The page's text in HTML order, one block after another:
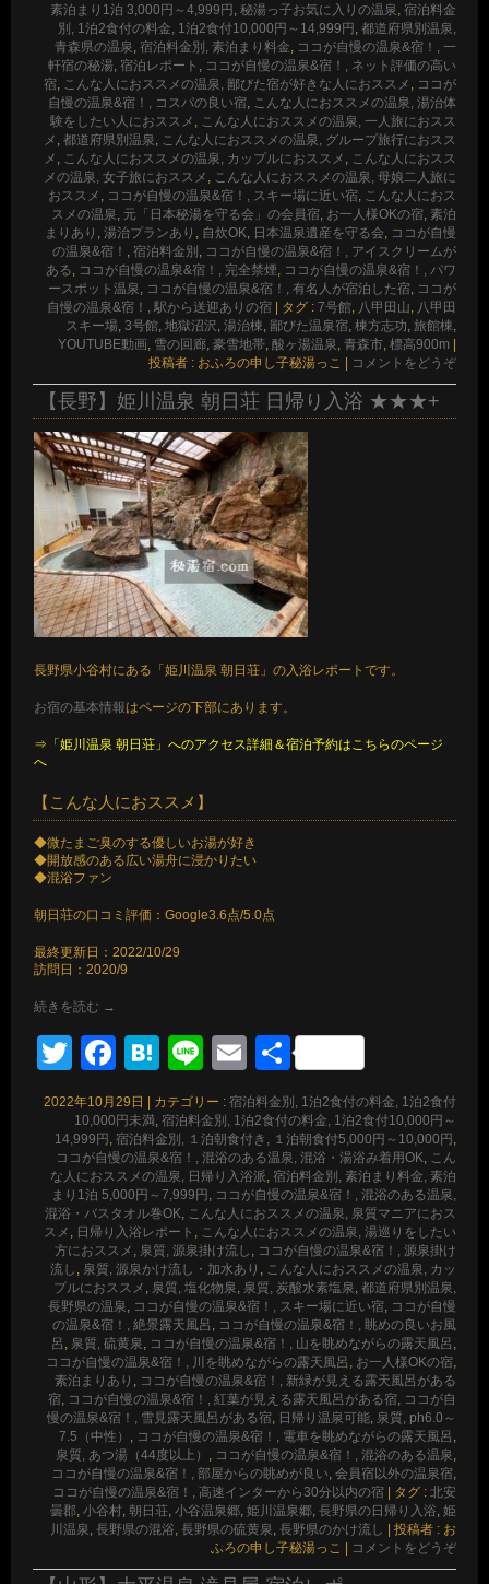
素泊まり1泊 3,000円～4,999円, 秘湯っ子お気に入りの温泉, 宿泊料金
別, 1泊2食付の料金, 1泊2食付10,000円～14,999円, 都道府県別温泉,
青森県の温泉, 宿泊料金別, 素泊まり料金, ココが自慢の温泉&宿！, 一
軒宿の秘湯, 宿泊レポート , ココが自慢の温泉&宿！, ネット評価の高い
宿, こんな人におススメの温泉, 鄙びた宿が好きな人におススメ , ココが
自慢の温泉&宿！, コスパの良い宿, こんな人におススメの温泉, 湯治体
験をしたい人におススメ , こんな人におススメの温泉, 一人旅におスス
メ , 都道府県別温泉, こんな人におススメの温泉, グループ旅行におスス
メ , こんな人におススメの温泉, カップルにおススメ , こんな人におスス
メの温泉, 女子旅におススメ , こんな人におススメの温泉, 母娘二人旅に
おススメ , ココが自慢の温泉&宿！, スキー場に近い宿, こんな人におス
スメの温泉, 元「日本秘湯を守る会」の会員宿, お一人様OKの宿, 素泊
まりあり , 湯治プランあり , 自炊OK, 日本温泉遺産を守る会, ココが自慢
の温泉&宿！ , 宿泊料金別, ココが自慢の温泉&宿！, アイスクリームが
ある, ココが自慢の温泉&宿！, 完全禁煙, ココが自慢の温泉&宿！, パワ
ースポット温泉, ココが自慢の温泉&宿！, 有名人が宿泊した宿, ココが
自慢の温泉&宿！, 駅から送迎ありの宿 | タグ : 7号館, 八甲田山, 八甲田
スキー場, 3号館, 地獄沼沢 , 湯治棟, 鄙びた温泉宿, 棟方志功, 旅館棟,
YOUTUBE動画, 雪の回廊, 豪雪地帯, 酸ヶ湯温泉, 青森市, 標高900m |
投稿者 : おふろの申し子秘湯っこ | コメントをどうぞ
【長野】姫川温泉 朝日荘 日帰り入浴 ★★★+
長野県小谷村にある「姫川温泉 朝日荘」の入浴レポートです。
お宿の基本情報はページの下部にあります。
⇒「姫川温泉 朝日荘」へのアクセス詳細＆宿泊予約はこちらのページ
へ
【こんな人におススメ】
◆微たまご臭のする優しいお湯が好き
◆開放感のある広い湯舟に浸かりたい
◆混浴ファン
朝日荘の口コミ評価：Google3.6点/5.0点
最終更新日：2022/10/29
訪問日：2020/9
続きを読む →
TwitterFacebook
Hatena
LineEmail
共
有
2022年10月29日 カテゴリー : 宿泊料金別, 1泊2食付の料金, 1泊2食付
10,000円未満, 宿泊料金別, 1泊2食付の料金, 1泊2食付10,000円～
14,999円 , 宿泊料金別, １泊朝食付き, １泊朝食付5,000円～10,000円 ,
ココが自慢の温泉&宿！, 混浴のある温泉, 混浴・湯浴み着用OK, こん
な人におススメの温泉, 日帰り入浴派, 宿泊料金別, 素泊まり料金, 素泊
まり1泊 5,000円～7,999円 , ココが自慢の温泉&宿！, 混浴のある温泉,
混浴・バスタオル巻OK, こんな人におススメの温泉, 泉質マニアにおス
スメ , 日帰り入浴レポート , こんな人におススメの温泉, 湯巡りをしたい
方におススメ , 泉質, 源泉掛け流し , ココが自慢の温泉&宿！, 源泉掛け
流し , 泉質, 源泉かけ流し・加水あり , こんな人におススメの温泉, カッ
プルにおススメ , 泉質, 塩化物泉, 泉質, 炭酸水素塩泉, 都道府県別温泉,
長野県の温泉, ココが自慢の温泉&宿！, スキー場に近い宿, ココが自慢
の温泉&宿！, 絶景露天風呂 , ココが自慢の温泉&宿！, 眺めの良いお風
呂 , 泉質, 硫黄泉, ココが自慢の温泉&宿！, 山を眺めながらの露天風呂 ,
ココが自慢の温泉&宿！, 川を眺めながらの露天風呂 , お一人様OKの宿,
素泊まりあり , ココが自慢の温泉&宿！, 新緑が見える露天風呂がある
宿, ココが自慢の温泉&宿！, 紅葉が見える露天風呂がある宿, ココが自
慢の温泉&宿！, 雪見露天風呂がある宿, 日帰り温泉可能, 泉質, ph6.0～
7.5（中性） , ココが自慢の温泉&宿！, 電車を眺めながらの露天風呂 ,
泉質, あつ湯（44度以上） , ココが自慢の温泉&宿！, 混浴のある温泉,
ココが自慢の温泉&宿！, 部屋からの眺めが良い, 会員宿以外の温泉宿,
ココが自慢の温泉&宿！, 高速インターから30分以内の宿
タグ : 北安
曇郡, 小谷村, 朝日荘, 小谷温泉郷, 姫川温泉郷, 長野県の日帰り入浴, 姫
川温泉, 長野県の混浴, 長野県の硫黄泉, 長野県のかけ流し
投稿者 : お
ふろの申し子秘湯っこ
コメントをどうぞ